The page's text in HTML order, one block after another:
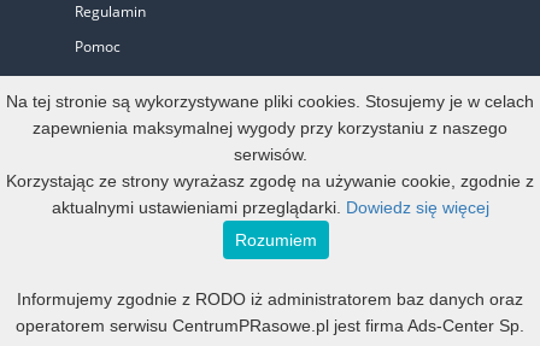
Regulamin
Pomoc
Biuro Prasowe
Oferta
Małe, średnie i duże
Mała agencja PR
Na tej stronie są wykorzystywane pliki cookies. Stosujemy je w celach
zapewnienia maksymalnej wygody przy korzystaniu z naszego
serwisów.
Korzystając ze strony wyrażasz zgodę na używanie cookie, zgodnie z
aktualnymi ustawieniami przeglądarki. Dowiedz się więcej
Rozumiem
Informujemy zgodnie z RODO iż administratorem baz danych oraz
operatorem serwisu CentrumPRasowe.pl jest firma Ads-Center Sp.